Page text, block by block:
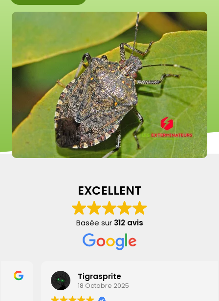
EXCELLENT
Basée sur 312 avis
Tigrasprite
18 Octobre 2025